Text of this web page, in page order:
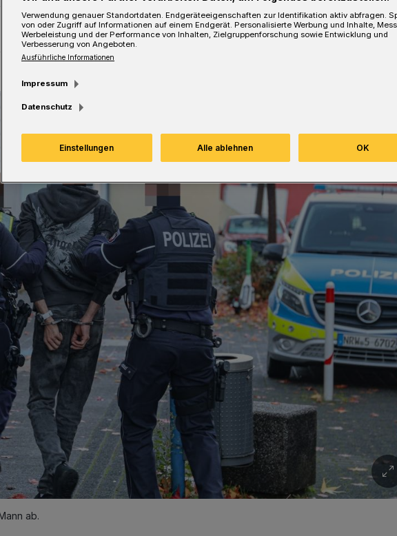
Eine Minute Lesezeit
ab.
Verwendung genauer Standortdaten. Endgeräteeigenschaften zur Identifikation aktiv abfragen.
von oder Zugriff auf Informationen auf einem Endgerät. Personalisierte Werbung und Inhalte,
Werbeleistung und der Performance von Inhalten, Zielgruppenforschung sowie Entwicklung und
Verbesserung von Angeboten.
Ausführliche Informationen
Impressum
Datenschutz
Einstellungen Alle ablehnen OK